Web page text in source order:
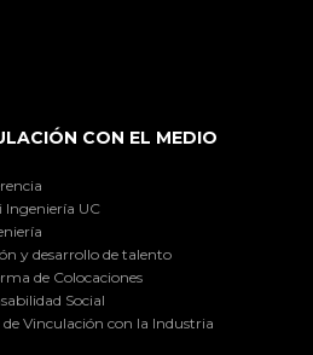
CON EL MEDIO
UC
y desarrollo de talento
de Colocaciones
Social
Vinculación con la Industria